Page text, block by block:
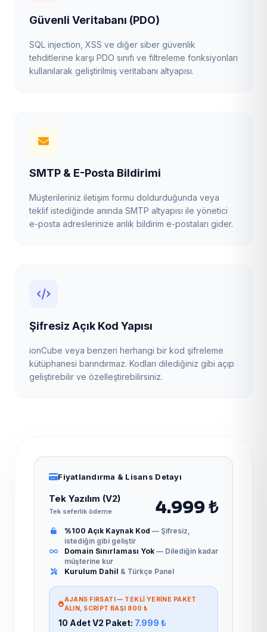
Güvenli Veritabanı (PDO)
SQL injection, XSS ve diğer siber güvenlik
tehditlerine karşı PDO sınıfı ve filtreleme fonksiyonları
kullanılarak geliştirilmiş veritabanı altyapısı.
SMTP & E-Posta Bildirimi
Müşterileriniz iletişim formu doldurduğunda veya
teklif istediğinde anında SMTP altyapısı ile yönetici
e-posta adreslerinize anlık bildirim e-postaları gider.
Şifresiz Açık Kod Yapısı
ionCube veya benzeri herhangi bir kod şifreleme
kütüphanesi barındırmaz. Kodları dilediğiniz gibi açıp
geliştirebilir ve özelleştirebilirsiniz.
Fiyatlandırma & Lisans Detayı
Tek Yazılım (V2)
Tek seferlik ödeme 4.999 ₺
%100 Açık Kaynak Kod — Şifresiz,
istediğin gibi geliştir
Domain Sınırlaması Yok— Dilediğin kadar
müşterine kur
Kurulum Dahil & Türkçe Panel
AJANS FIRSATI — TEKLI YERINE PAKET
ALIN, SCRIPT BAŞI 800 ₺
10 Adet V2 Paket: 7.999 ₺